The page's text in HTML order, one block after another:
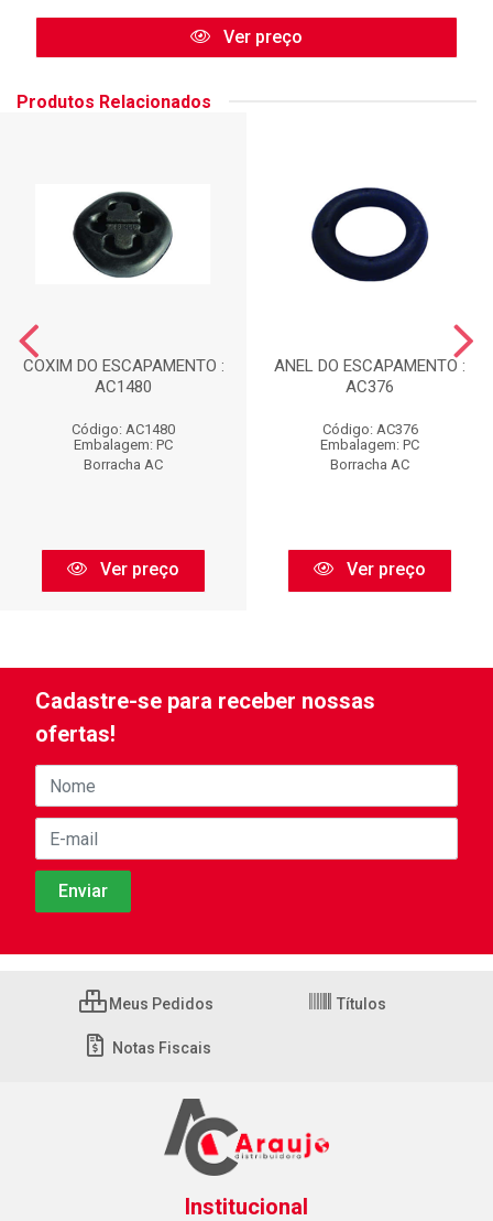
Ver preço
Produtos Relacionados
COXIM DO ESCAPAMENTO :
AC1480
Código: AC1480
Embalagem: PC
Borracha AC
Ver preço
ANEL DO ESCAPAMENTO :
AC376
Código: AC376
Embalagem: PC
Borracha AC
Ver preço
Cadastre-se para receber nossas
ofertas!
Meus Pedidos Títulos
Notas Fiscais
Institucional